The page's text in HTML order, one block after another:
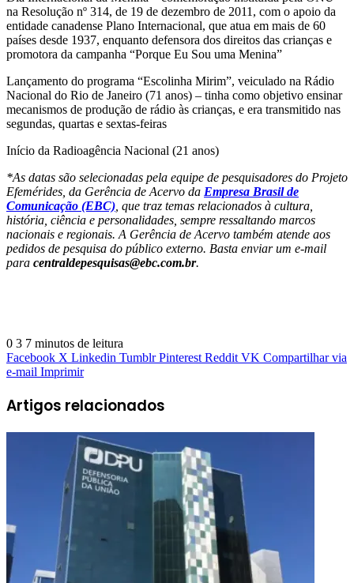
na Resolução nº 314, de 19 de dezembro de 2011, com o apoio da
entidade canadense Plano Internacional, que atua em mais de 60
países desde 1937, enquanto defensora dos direitos das crianças e
promotora da campanha “Porque Eu Sou uma Menina”
Lançamento do programa “Escolinha Mirim”, veiculado na Rádio
Nacional do Rio de Janeiro (71 anos) – tinha como objetivo ensinar
mecanismos de produção de rádio às crianças, e era transmitido nas
segundas, quartas e sextas-feiras
Início da Radioagência Nacional (21 anos)
*As datas são selecionadas pela equipe de pesquisadores do Projeto
Efemérides, da Gerência de Acervo da Empresa Brasil de
Comunicação (EBC) , que traz temas relacionados à cultura,
história, ciência e personalidades, sempre ressaltando marcos
nacionais e regionais. A Gerência de Acervo também atende aos
pedidos de pesquisa do público externo. Basta enviar um e-mail
para centraldepesquisas@ebc.com.br.
0 3 7 minutos de leitura
Facebook X Linkedin Tumblr Pinterest Reddit VK Compartilhar via
e-mail Imprimir
Artigos relacionados